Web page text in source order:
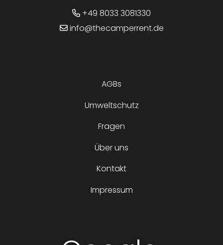
+49 8033 3081330
info@thecamperrent.de
AGBs
Umweltschutz
Fragen
Über uns
Kontakt
Impressum